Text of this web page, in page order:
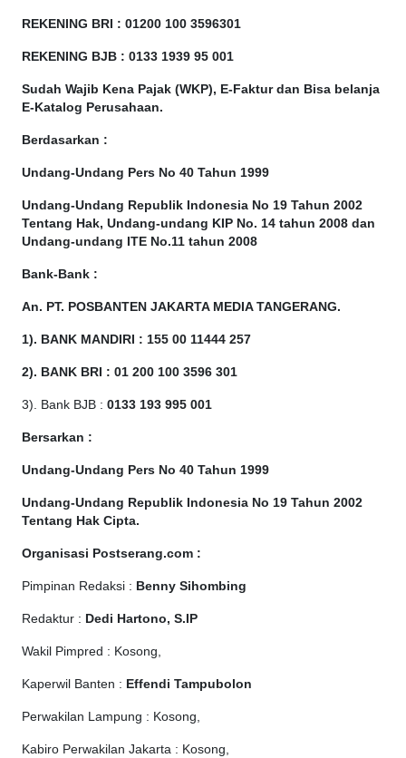
REKENING BRI : 01200 100 3596301
REKENING BJB : 0133 1939 95 001
Sudah Wajib Kena Pajak (WKP), E-Faktur dan Bisa belanja
E-Katalog Perusahaan.
Berdasarkan :
Undang-Undang Pers No 40 Tahun 1999
Undang-Undang Republik Indonesia No 19 Tahun 2002
Tentang Hak, Undang-undang KIP No. 14 tahun 2008 dan
Undang-undang ITE No.11 tahun 2008
Bank-Bank :
An. PT. POSBANTEN JAKARTA MEDIA TANGERANG.
1). BANK MANDIRI : 155 00 11444 257
2). BANK BRI : 01 200 100 3596 301
3). Bank BJB : 0133 193 995 001
Bersarkan :
Undang-Undang Pers No 40 Tahun 1999
Undang-Undang Republik Indonesia No 19 Tahun 2002
Tentang Hak Cipta.
Organisasi Postserang.com :
Pimpinan Redaksi : Benny Sihombing
Redaktur : Dedi Hartono, S.IP
Wakil Pimpred : Kosong,
Kaperwil Banten : Effendi Tampubolon
Perwakilan Lampung : Kosong,
Kabiro Perwakilan Jakarta : Kosong,